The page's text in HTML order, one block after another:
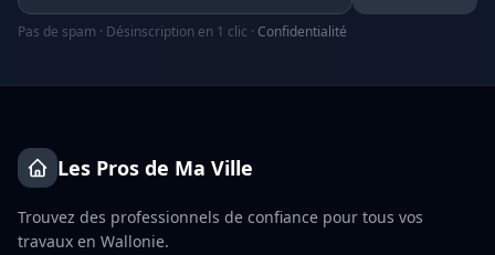
Pas de spam · Désinscription en 1 clic · Confidentialité
Les Pros de Ma Ville
Trouvez des professionnels de confiance pour tous vos
travaux en Wallonie.